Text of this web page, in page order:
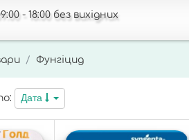
- 18:00 без вихідних
Фунгіцид
Дата